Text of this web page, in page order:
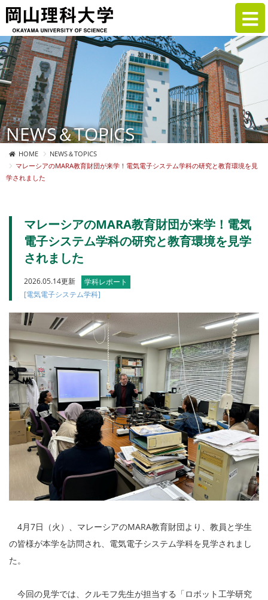
NEWS＆TOPICS
HOME
NEWS＆TOPICS
マレーシアのMARA教育財団が来学！電気電子システム学科の研究と教育環境を見
学されました
マレーシアのMARA教育財団が来学！電気
電子システム学科の研究と教育環境を見学
されました
2026.05.14更新
学科レポート
[電気電子システム学科]
4月7日（火）、マレーシアのMARA教育財団より、教員と学生
の皆様が本学を訪問され、電気電子システム学科を見学されまし
た。
今回の見学では、クルモフ先生が担当する「ロボット工学研究